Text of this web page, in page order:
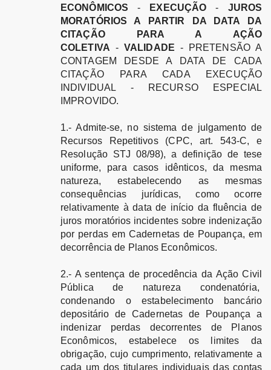
ECONÔMICOS - EXECUÇÃO - JUROS
MORATÓRIOS A PARTIR DA DATA DA
CITAÇÃO PARA A AÇÃO
COLETIVA -VALIDADE - PRETENSÃO A
CONTAGEM DESDE A DATA DE CADA
CITAÇÃO PARA CADA EXECUÇÃO
INDIVIDUAL - RECURSO ESPECIAL
IMPROVIDO.
1.- Admite-se, no sistema de julgamento de
Recursos Repetitivos (CPC, art. 543-C, e
Resolução STJ 08/98), a definição de tese
uniforme, para casos idênticos, da mesma
natureza, estabelecendo as mesmas
consequências jurídicas, como ocorre
relativamente à data de início da fluência de
juros moratórios incidentes sobre indenização
por perdas em Cadernetas de Poupança, em
decorrência de Planos Econômicos.
2.- A sentença de procedência da Ação Civil
Pública de natureza condenatória,
condenando o estabelecimento bancário
depositário de Cadernetas de Poupança a
indenizar perdas decorrentes de Planos
Econômicos, estabelece os limites da
obrigação, cujo cumprimento, relativamente a
cada um dos titulares individuais das contas